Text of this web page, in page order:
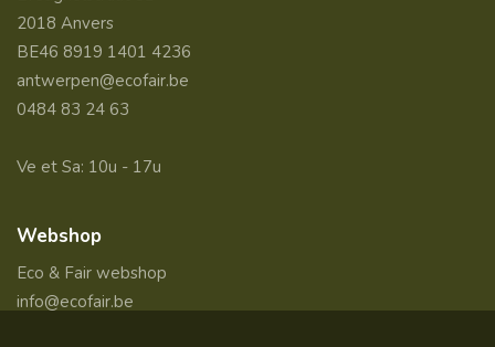
2018 Anvers
BE46 8919 1401 4236
antwerpen@ecofair.be
0484 83 24 63
Ve et Sa: 10u - 17u
Webshop
Eco & Fair webshop
info@ecofair.be